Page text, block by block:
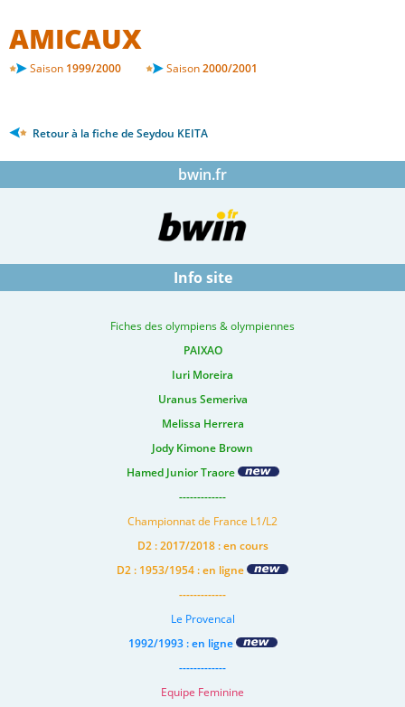
AMICAUX
Saison 1999/2000 Saison2000/2001
Retour à la fiche de Seydou KEITA
bwin.fr
Info site
Fiches des olympiens & olympiennes
PAIXAO
Iuri Moreira
Uranus Semeriva
Melissa Herrera
Jody Kimone Brown
Hamed Junior Traore
-------------
Championnat de France L1/L2
D2 : 2017/2018 : en cours
D2 : 1953/1954 : en ligne
-------------
Le Provencal
1992/1993 : en ligne
-------------
Equipe Feminine